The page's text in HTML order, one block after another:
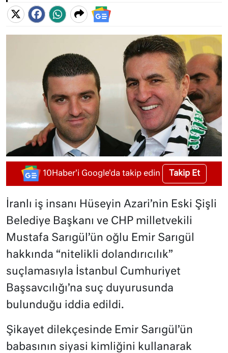
10Haber'i Google'da takip edin Takip Et
İranlı iş insanı Hüseyin Azari’nin Eski Şişli
Belediye Başkanı ve CHP milletvekili
Mustafa Sarıgül’ün oğlu Emir Sarıgül
hakkında “nitelikli dolandırıcılık”
suçlamasıyla İstanbul Cumhuriyet
Başsavcılığı’na suç duyurusunda
bulunduğu iddia edildi.
Şikayet dilekçesinde Emir Sarıgül’ün
babasının siyasi kimliğini kullanarak